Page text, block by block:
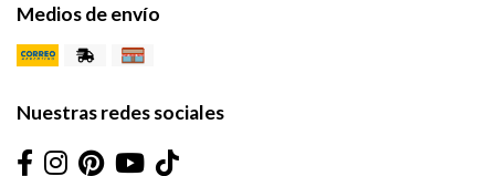
Medios de envío
Nuestras redes sociales